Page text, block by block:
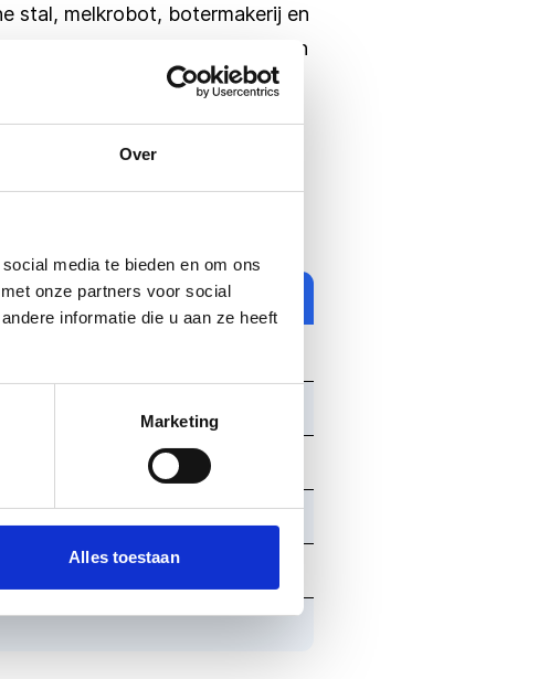
Over
media te bieden en om ons
onze partners voor social
informatie die u aan ze heeft
Marketing
Alles toestaan
stal, melkrobot, botermakerij en
vinden jullie de fruitlikeur en
krijgen jullie nog een kopje
is de reis uiteraard uit te
programma is hier prima mee